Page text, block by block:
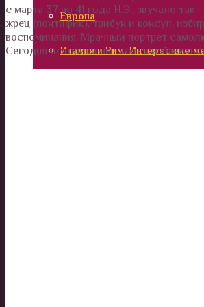
Европа
Италия и Рим. Интересные
с марта 37 по 41 года Н.Э., звучало
жрец (понтифик), трибун и консул,
воспоминания. Мрачный портрет
Сегодня историки пытаются